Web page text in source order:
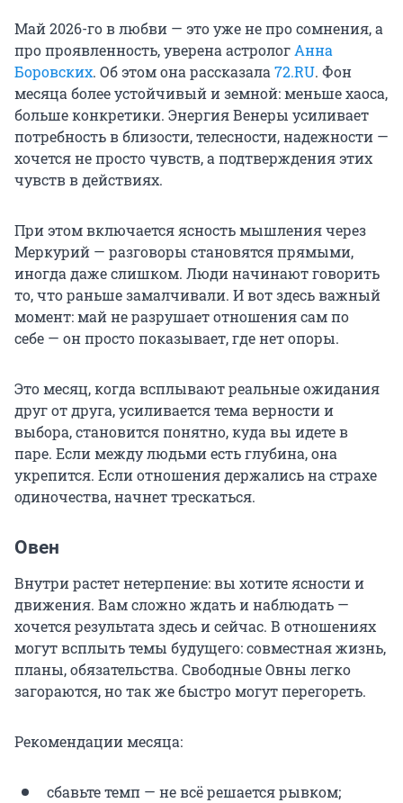
Май 2026-го в любви — это уже не про сомнения, а
про проявленность, уверена астрологАнна
Боровских. Об этом она рассказала72.RU. Фон
месяца более устойчивый и земной: меньше хаоса,
больше конкретики. Энергия Венеры усиливает
потребность в близости, телесности, надежности —
хочется не просто чувств, а подтверждения этих
чувств в действиях.
При этом включается ясность мышления через
Меркурий — разговоры становятся прямыми,
иногда даже слишком. Люди начинают говорить
то, что раньше замалчивали. И вот здесь важный
момент: май не разрушает отношения сам по
себе — он просто показывает, где нет опоры.
Это месяц, когда всплывают реальные ожидания
друг от друга, усиливается тема верности и
выбора, становится понятно, куда вы идете в
паре. Если между людьми есть глубина, она
укрепится. Если отношения держались на страхе
одиночества, начнет трескаться.
Овен
Внутри растет нетерпение: вы хотите ясности и
движения. Вам сложно ждать и наблюдать —
хочется результата здесь и сейчас. В отношениях
могут всплыть темы будущего: совместная жизнь,
планы, обязательства. Свободные Овны легко
загораются, но так же быстро могут перегореть.
Рекомендации месяца:
сбавьте темп — не всё решается рывком;